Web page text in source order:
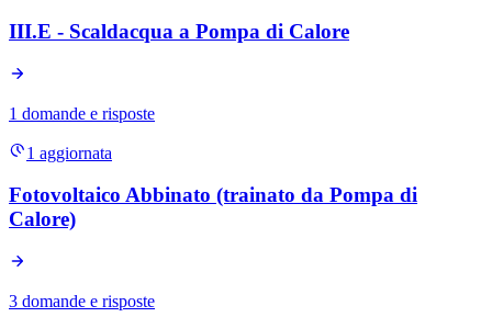
III.E - Scaldacqua a Pompa di Calore
1 domande e risposte
1 aggiornata
Fotovoltaico Abbinato (trainato da Pompa di
Calore)
3 domande e risposte